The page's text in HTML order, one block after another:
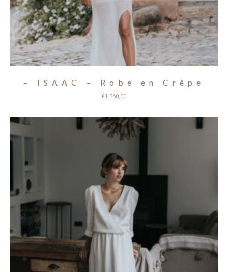
– ISAAC – Robe en Crêpe
€1.560,00